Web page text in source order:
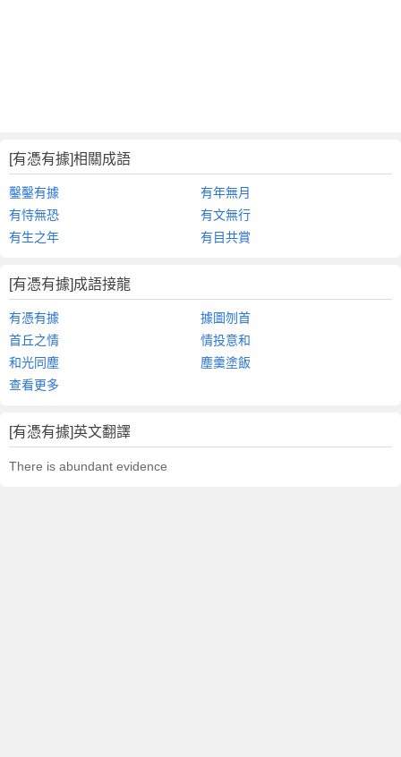
[有憑有據]相關成語
鑿鑿有據
有年無月
有恃無恐
有文無行
有生之年
有目共賞
[有憑有據]成語接龍
有憑有據
據圖刎首
首丘之情
情投意和
和光同塵
塵羹塗飯
查看更多
[有憑有據]英文翻譯
There is abundant evidence